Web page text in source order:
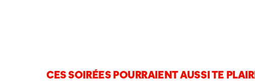
CES SOIRÉES POURRAIENT AUSSI TE